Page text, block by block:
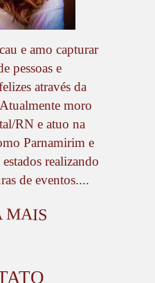
e amo capturar
pessoas e
através da
moro
RN e atuo na
Parnamirim e
realizando
de eventos....
MAIS